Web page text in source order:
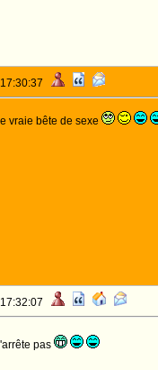
vraie bête de sexe
pas